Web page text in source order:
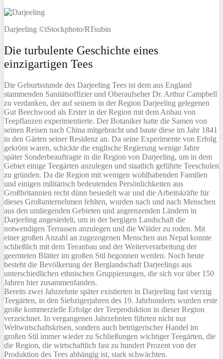
Darjeeling ©iStockphoto/RTsubin
Die turbulente Geschichte eines
einzigartigen Tees
Die Geburtsstunde des Darjeeling Tees ist dem aus England
stammenden Sanitätsoffizier und Oberaufseher Dr. Arthur Campbell
zu verdanken, der auf seinem in der Region Darjeeling gelegenen
Gut Beechwood als Erster in der Region mit dem Anbau von
Teepflanzen experimentierte. Der Botaniker hatte die Samen von
seinen Reisen nach China mitgebracht und baute diese im Jahr 1841
in den Gärten seiner Residenz an. Da seine Experimente von Erfolg
gekrönt waren, schickte die englische Regierung wenige Jahre
später Sonderbeauftragte in die Region von Darjeeling, um in dem
Gebiet einige Teegärten anzulegen und staatlich geführte Teeschulen
zu gründen. Da die Region mit wenigen wohlhabenden Familien
und einigen militärisch bedeutenden Persönlichkeiten aus
Großbritannien recht dünn besiedelt war und die Arbeitskräfte für
dieses Großunternehmen fehlten, wurden nach und nach Menschen
aus den umliegenden Gebieten und angrenzenden Ländern in
Darjeeling angesiedelt, um in der bergigen Landschaft die
notwendigen Terrassen anzulegen und die Wälder zu roden. Mit
einer großen Anzahl an zugezogenen Menschen aus Nepal konnte
schließlich mit dem Teeanbau und der Weiterverarbeitung der
geernteten Blätter im großen Stil begonnen werden. Noch heute
besteht die Bevölkerung der Berglandschaft Darjeelings aus
unterschiedlichen ethnischen Gruppierungen, die sich vor über 150
Jahren hier zusammenfanden.
Bereits zwei Jahrzehnte später existierten in Darjeeling fast vierzig
Teegärten, in den Siebzigerjahren des 19. Jahrhunderts wurden erste
große kommerzielle Erfolge der Teeproduktion in dieser Region
verzeichnet. In vergangenen Jahrzehnten führten nicht nur
Weltwirtschaftskrisen, sondern auch betrügerischer Handel im
großen Stil immer wieder zu Schließungen wichtiger Teegärten, die
die Region, die wirtschaftlich fast zu hundert Prozent von der
Produktion des Tees abhängig ist, stark schwächten.